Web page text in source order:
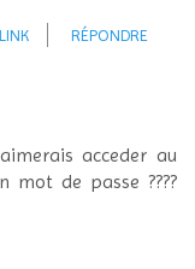
RÉPONDRE
acceder au
de passe ????